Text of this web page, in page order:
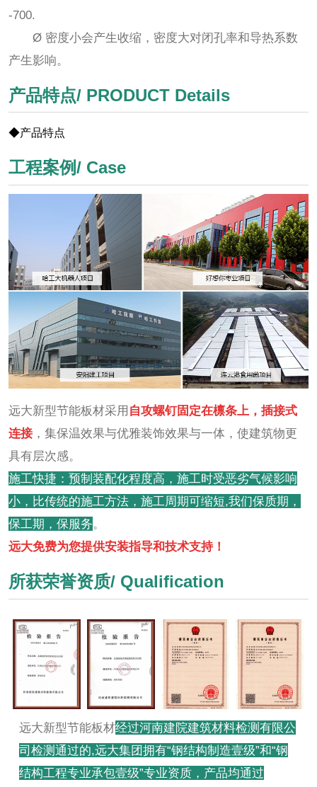
-700.
Ø 密度小会产生收缩，密度大对闭孔率和导热系数
产生影响。
产品特点/ PRODUCT Details
◆产品特点
工程案例/ Case
远大新型节能板材采用 自攻螺钉固定在檩条上，插接式
连接，集保温效果与优雅装饰效果与一体，使建筑物更
具有层次感。
施工快捷：预制装配化程度高，施工时受恶劣气候影响
小，比传统的施工方法，施工周期可缩短,我们保质期，
保工期，保服务。
远大免费为您提供安装指导和技术支持！
所获荣誉资质/ Qualification
远大新型节能板材经过河南建院建筑材料检测有限公
司检测通过的,远大集团拥有“钢结构制造壹级”和“钢
结构工程专业承包壹级”专业资质，产品均通过